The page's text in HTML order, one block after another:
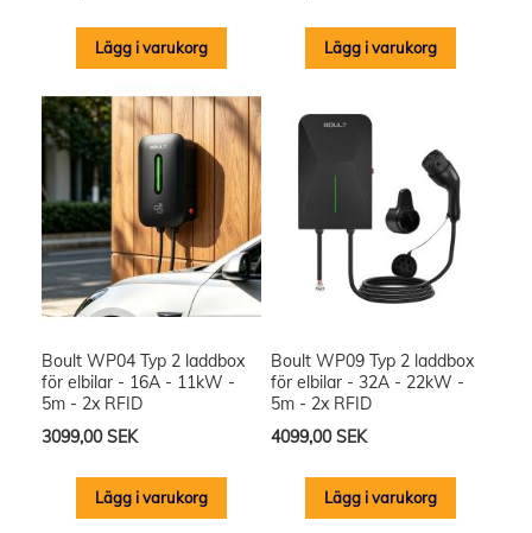
Lägg i varukorg Lägg i varukorg
Boult WP04 Typ 2 laddbox
för elbilar - 16A - 11kW -
5m - 2x RFID
3099,00 SEK
Lägg i varukorg
Boult WP09 Typ 2 laddbox
för elbilar - 32A - 22kW -
5m - 2x RFID
4099,00 SEK
Lägg i varukorg